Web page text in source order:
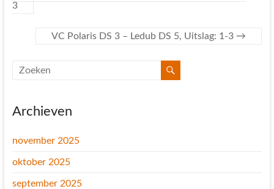
3
VC Polaris DS 3 – Ledub DS 5, Uitslag: 1-3 →
Archieven
november 2025
oktober 2025
september 2025